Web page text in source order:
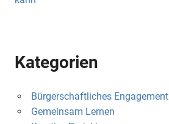
Kategorien
Bürgerschaftliches Engagement
Gemeinsam Lernen